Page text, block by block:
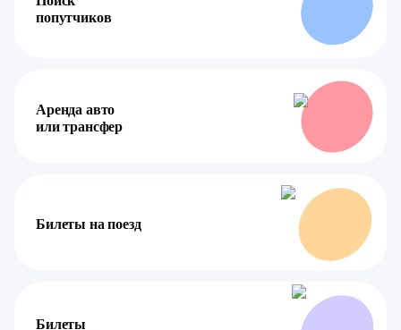
попутчиков
Аренда авто
или трансфер
Билеты на поезд
Билеты